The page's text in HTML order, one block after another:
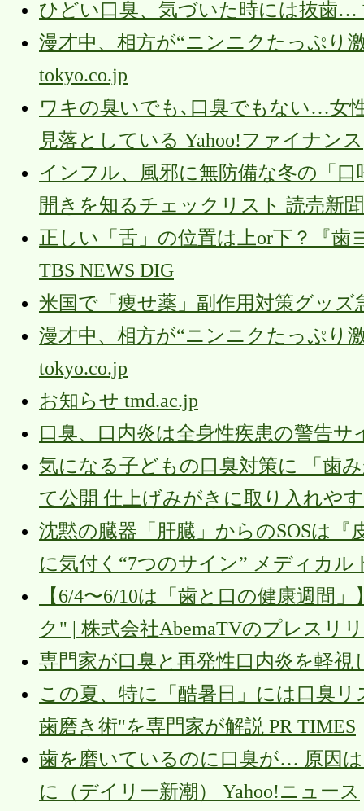
ひどい口臭、気づいた時には抜歯…
漫才中、相方が“ニンニクたっぷり
tokyo.co.jp
ワキの臭いでも､口臭でもない…女
見落としている Yahoo!ファイナンス
インフル、風邪に無防備な冬の「
開きを知るチェックリスト 読売新聞
正しい「舌」の位置は上or下？『
TBS NEWS DIG
米国で「痩せ薬」副作用対策グッ
漫才中、相方が“ニンニクたっぷり
tokyo.co.jp
お知らせ tmd.ac.jp
口臭、口内炎は全身性疾患の警告
気になる子どもの口臭対策に 「歯
て公開 仕上げみがきに取り入れや
沈黙の臓器「肝臓」からのSOSは
に気付く“7つのサイン” メディカル
【6/4〜6/10は「歯と口の健康週間
ク" | 株式会社AbemaTVのプレスリ
専門家が口臭と再発性口内炎を軽視
この夏、特に「酷暑日」には口臭
歯磨き術"を専門家が解説 PR TIMES
歯を磨いているのに口臭が… 原因
に（デイリー新潮） Yahoo!ニュース